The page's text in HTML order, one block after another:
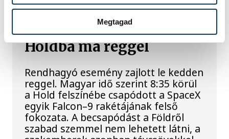
Megtagad
Valami óriási csapódott a
Holdba ma reggel
Rendhagyó esemény zajlott le kedden
reggel. Magyar idő szerint 8:35 körül
a Hold felszínébe csapódott a SpaceX
egyik Falcon–9 rakétájának felső
fokozata. A becsapódást a Földről
szabad szemmel nem lehetett látni, a